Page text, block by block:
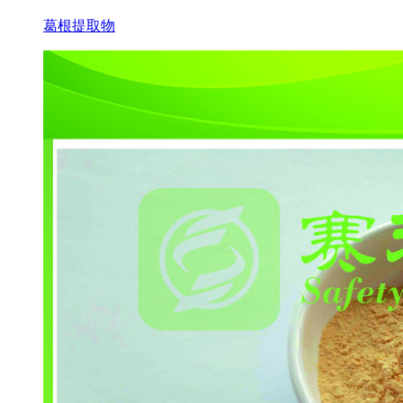
葛根提取物